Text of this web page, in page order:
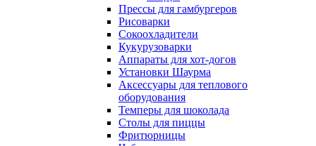
Прессы для гамбургеров
Рисоварки
Сокоохладители
Кукурузоварки
Аппараты для хот-догов
Установки Шаурма
Аксессуары для теплового
оборудования
Темперы для шоколада
Столы для пиццы
Фритюрницы